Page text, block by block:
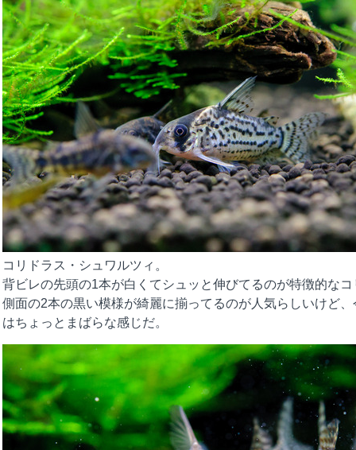
コリドラス・シュワルツィ。
背ビレの先頭の1本が白くてシュッと伸びてるのが特徴的な
側面の2本の黒い模様が綺麗に揃ってるのが人気らしいけど
はちょっとまばらな感じだ。